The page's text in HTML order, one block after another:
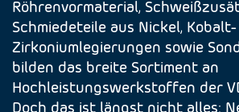
Röhrenvormaterial,
Schmiedeteile aus Nickel,
Zirkoniumlegierungen sowie
bilden das breite Sortiment an
Hochleistungswerkstoffen der
Doch das ist längst nicht alles: